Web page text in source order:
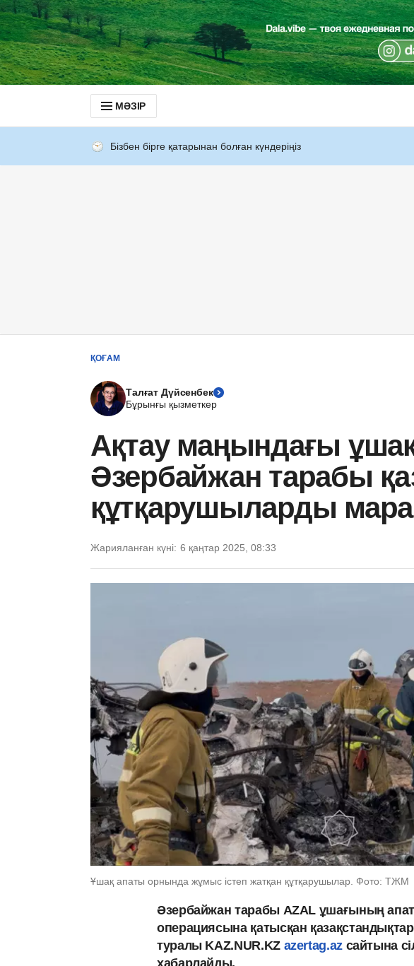
МӘЗІР
Бізбен бірге қатарынан болған күндеріңіз
ҚОҒАМ
Талғат Дүйсенбек
Бұрынғы қызметкер
Ақтау маңындағы
Әзербайжан тарабы
құтқарушыларды
Жарияланған күні: 6 қаңтар 2025, 08:33
Ұшақ апаты орнында жұмыс істеп жатқан құтқарушылар. Фото: ТЖМ
Әзербайжан тарабы AZAL ұшағының
операциясына қатысқан
туралы KAZ.NUR.KZazertag.azсайтына
хабарлайды.